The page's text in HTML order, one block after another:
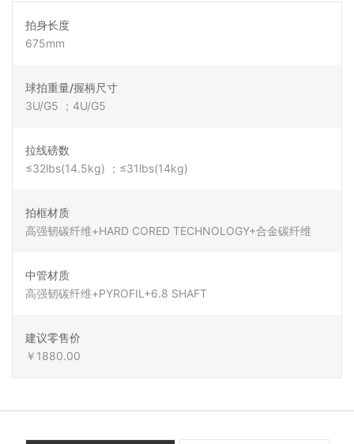
拍身长度
675mm
球拍重量/握柄尺寸
3U/G5 ；4U/G5
拉线磅数
≤32lbs(14.5kg) ；≤31lbs(14kg)
拍框材质
高强韧碳纤维+HARD CORED TECHNOLOGY+合金碳纤维
中管材质
高强韧碳纤维+PYROFIL+6.8 SHAFT
建议零售价
￥1880.00